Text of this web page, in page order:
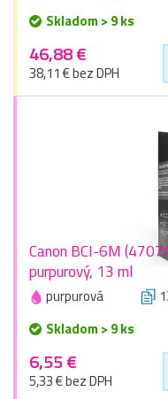
Skladom > 9 ks
46,88 €
38,11 € bez DPH
Canon BCI-6M
purpurový, 13 ml
purpurová
Skladom > 9 ks
6,55 €
5,33 € bez DPH